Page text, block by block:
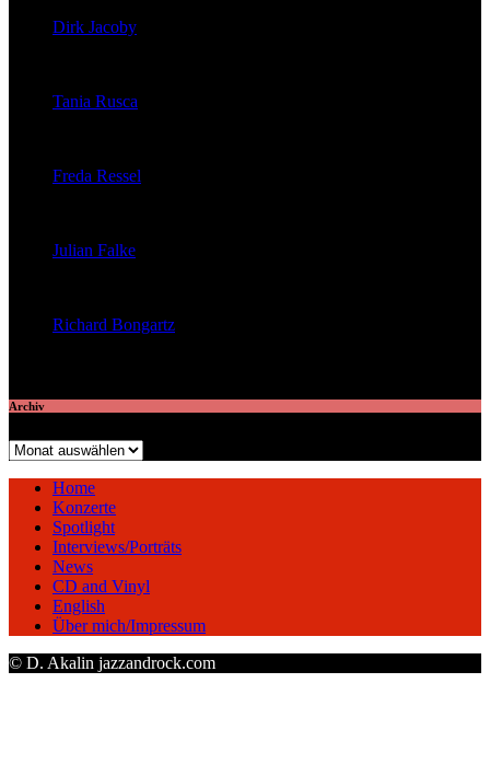
Dirk Jacoby
Tania Rusca
Freda Ressel
Julian Falke
Richard Bongartz
Archiv
Archiv
Home
Konzerte
Spotlight
Interviews/Porträts
News
CD and Vinyl
English
Über mich/Impressum
© D. Akalin jazzandrock.com